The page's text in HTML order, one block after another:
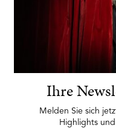
Ihre
Melden Sie sich
Highlights